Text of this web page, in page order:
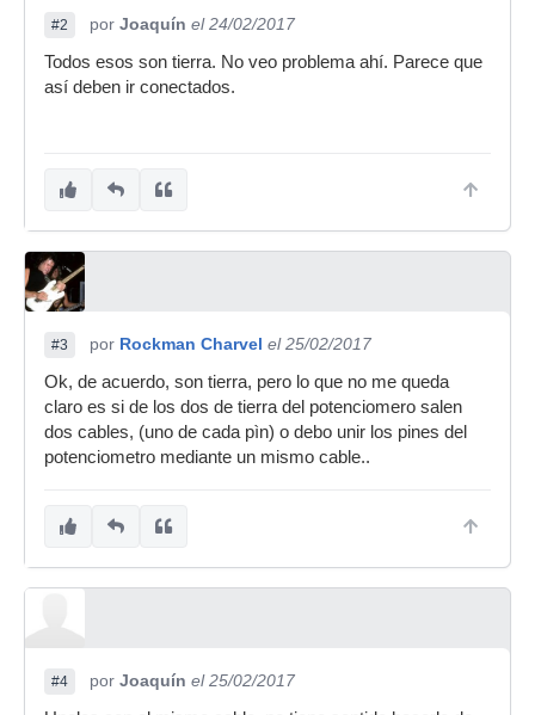
#2 por Joaquín el 24/02/2017
Todos esos son tierra. No veo problema ahí. Parece que
así deben ir conectados.
#3 por Rockman Charvel el 25/02/2017
Ok, de acuerdo, son tierra, pero lo que no me queda
claro es si de los dos de tierra del potenciomero salen
dos cables, (uno de cada pìn) o debo unir los pines del
potenciometro mediante un mismo cable..
#4 por Joaquín el 25/02/2017